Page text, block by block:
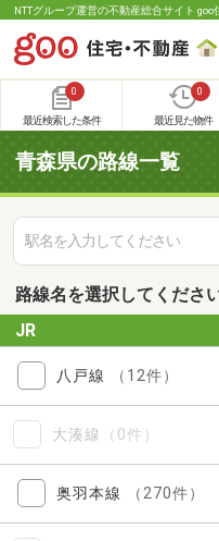
NTTグループ運営の不動産総合サイト goo
0
最近検索した条件
0
最近見た物件
青森県の路線一覧
路線名を選択してくださ
JR
八戸線 （12件）
大湊線 （0件）
奥羽本線 （270件）